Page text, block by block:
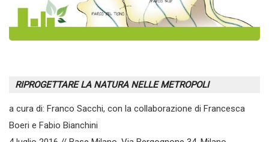
RIPROGETTARE LA NATURA NELLE METROPOLI
a cura di: Franco Sacchi, con la collaborazione di Francesca
Boeri e Fabio Bianchini